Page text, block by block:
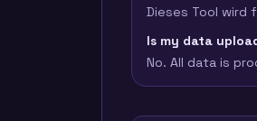
Dieses Tool wird
Is my data
No. All data is